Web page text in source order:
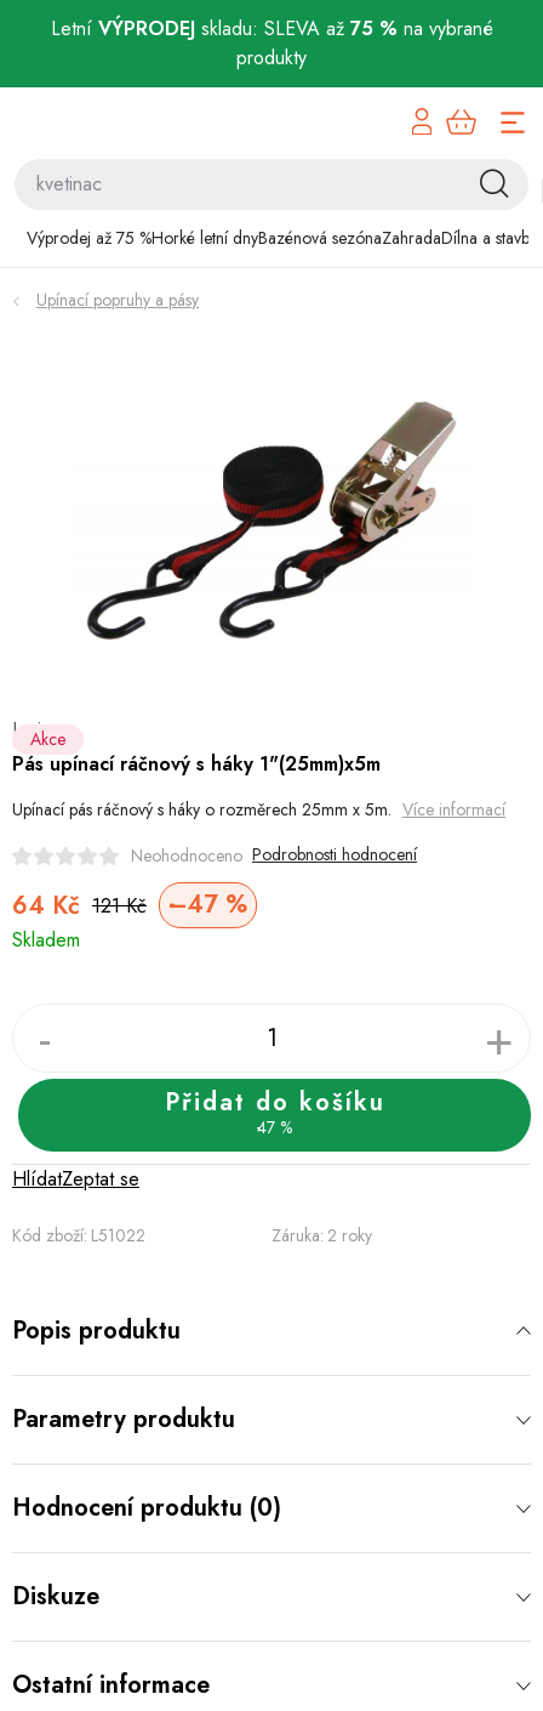
Letní VÝPRODEJskladu: SLEVA až 75 % na vybrané
produkty
Výprodej až 75 %Horké letní dnyBazénová sezónaZahradaDílna a stavba
Bazénová sezóna
Zahrada
Chovatelské potřeby
Dětské zboží a hračky
Akční ceny
Půjčovna Kontaktuje nás
Obchodní podmínky
Vrácení a reklamace
Podmínky ochrany osobních údajů
Obchodní podmínky pro podnikatele
Upínací popruhy a pásy
121 Kč –47 %
64 Kč
Měrná
Skladem
Přidat do košíku
47 %
Kód zboží: L51022 Záruka: 2 roky
Zeptat se
Hlídat
Levior
Pás upínací ráčnový s háky 1"(25mm)x5m
Upínací pás ráčnový s háky o rozměrech 25mm x 5m. Více informací
Akce
Neohodnoceno Podrobnosti hodnocení
Popis produktu
Parametry produktu
Hodnocení produktu (0)
Diskuze
Ostatní informace